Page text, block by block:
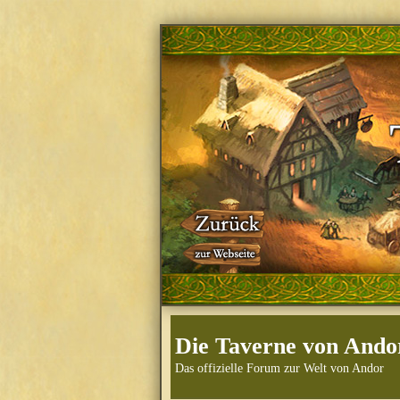
Die Taverne von
Das offizielle Forum zur Welt von Andor